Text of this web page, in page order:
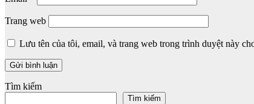
Trang web
Lưu tên của tôi, email, và trang web trong trình duyệt này
Tìm kiếm
Tìm kiếm